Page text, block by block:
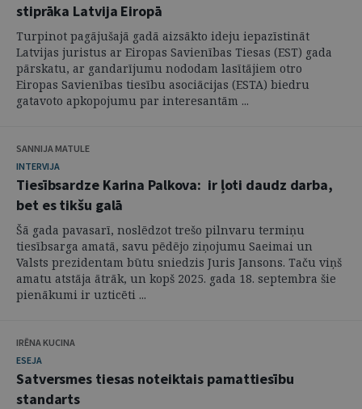
stiprāka Latvija Eiropā
Turpinot pagājušajā gadā aizsākto ideju iepazīstināt
Latvijas juristus ar Eiropas Savienības Tiesas (EST) gada
pārskatu, ar gandarījumu nododam lasītājiem otro
Eiropas Savienības tiesību asociācijas (ESTA) biedru
gatavoto apkopojumu par interesantām ...
SANNIJA MATULE
INTERVIJA
Tiesībsardze Karina Palkova: ir ļoti daudz darba,
bet es tikšu galā
Šā gada pavasarī, noslēdzot trešo pilnvaru termiņu
tiesībsarga amatā, savu pēdējo ziņojumu Saeimai un
Valsts prezidentam būtu sniedzis Juris Jansons. Taču viņš
amatu atstāja ātrāk, un kopš 2025. gada 18. septembra šie
pienākumi ir uzticēti ...
IRĒNA KUCINA
ESEJA
Satversmes tiesas noteiktais pamattiesību
standarts